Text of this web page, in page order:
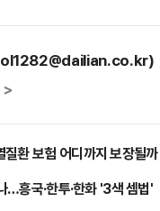
>
환 보험 어디까지 보장될까
흥국·한투·한화 '3색 셈법'